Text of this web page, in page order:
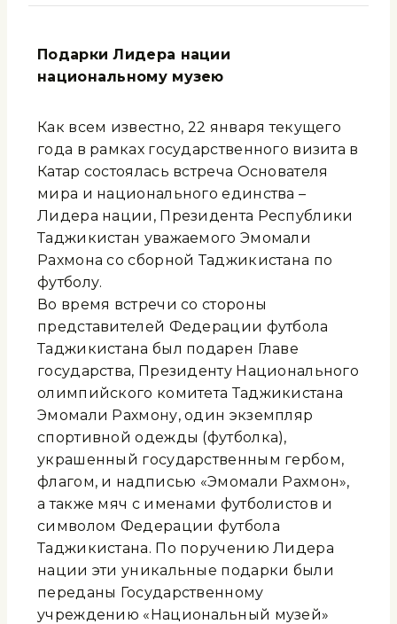
Подарки Лидера нации
национальному музею
Как всем известно, 22 января текущего
года в рамках государственного визита в
Катар состоялась встреча Основателя
мира и национального единства –
Лидера нации, Президента Республики
Таджикистан уважаемого Эмомали
Рахмона со сборной Таджикистана по
футболу.
Во время встречи со стороны
представителей Федерации футбола
Таджикистана был подарен Главе
государства, Президенту Национального
олимпийского комитета Таджикистана
Эмомали Рахмону, один экземпляр
спортивной одежды (футболка),
украшенный государственным гербом,
флагом, и надписью «Эмомали Рахмон»,
а также мяч с именами футболистов и
символом Федерации футбола
Таджикистана. По поручению Лидера
нации эти уникальные подарки были
переданы Государственному
учреждению «Национальный музей»